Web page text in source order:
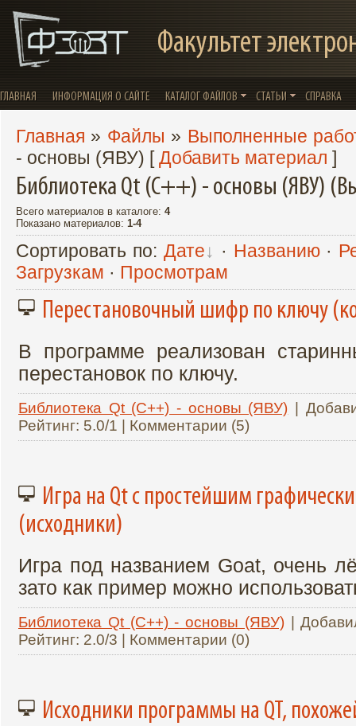
Факультет
ГЛАВНАЯ ИНФОРМАЦИЯ О САЙТЕ КАТАЛОГ ФАЙЛОВ СТАТЬИ СПРАВКА
Главная » Файлы » Выполненные
- основы (ЯВУ) [Добавить материал ]
Библиотека Qt (C++) - основы (ЯВУ)
Всего материалов в каталоге: 4
Показано материалов: 1-4
Сортировать по: Дате · Названию·
Загрузкам · Просмотрам
Перестановочный шифр по ключу
В программе реализован
перестановок по ключу.
Библиотека Qt (C++) - основы (ЯВУ) |
Рейтинг: 5.0/1 | Комментарии (5)
Игра на Qt с простейшим
(исходники)
Игра под названием Goat, очень
зато как пример можно
Библиотека Qt (C++) - основы (ЯВУ)|
Рейтинг: 2.0/3 | Комментарии (0)
Исходники программы на QT,